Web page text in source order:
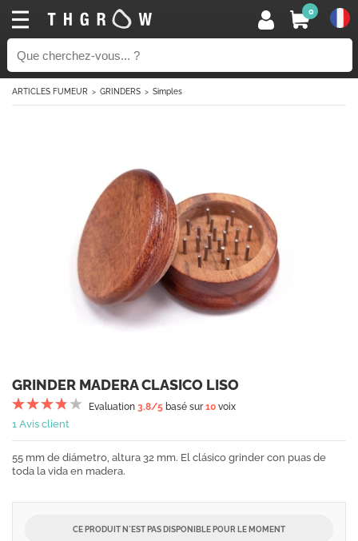
0
ARTICLES FUMEUR GRINDERS Simples
GRINDER MADERA CLASICO LISO
Evaluation 3.8/5 basé sur10 voix
1 Avis client
55 mm de diámetro, altura 32 mm. El clásico grinder con puas de
toda la vida en madera.
CE PRODUIT N´EST PAS DISPONIBLE POUR LE MOMENT